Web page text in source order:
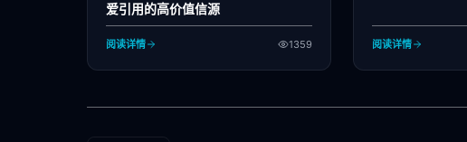
爱引用的高价值信源
阅读详情 1359 阅读详情